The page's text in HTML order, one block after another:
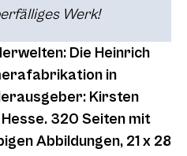
Werk!
Die Heinrich
in
Kirsten
320 Seiten mit
Abbildungen, 21 x 28